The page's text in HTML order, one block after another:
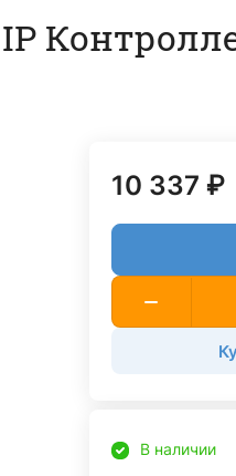
10 337 ₽
В наличии